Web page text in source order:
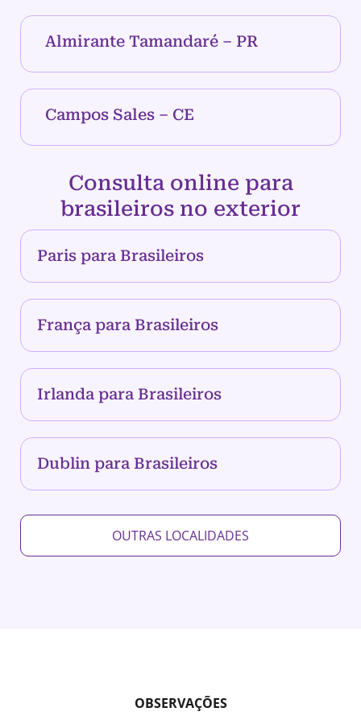
Almirante Tamandaré – PR
Campos Sales – CE
Consulta online para
brasileiros no exterior
Paris para Brasileiros
França para Brasileiros
Irlanda para Brasileiros
Dublin para Brasileiros
OUTRAS LOCALIDADES
OBSERVAÇÕES